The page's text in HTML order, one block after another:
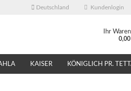
Deutschland Kundenlogin
Ihr
0,00
KAISER KÖNIGLICH PR.